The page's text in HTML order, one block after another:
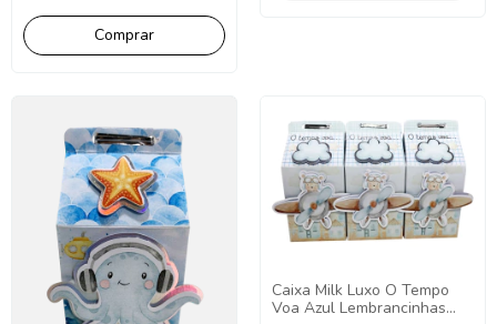
Caixa Milk Luxo O Tempo
Voa Azul Lembrancinhas